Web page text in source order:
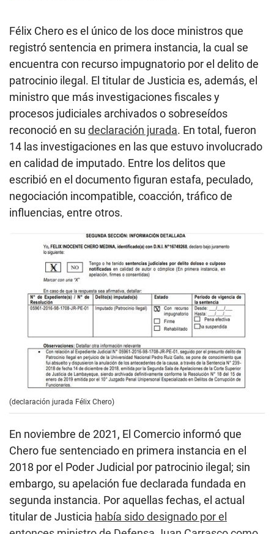
Félix Chero es el único de los doce ministros que
registró sentencia en primera instancia, la cual se
encuentra con recurso impugnatorio por el delito de
patrocinio ilegal. El titular de Justicia es, además, el
ministro que más investigaciones fiscales y
procesos judiciales archivados o sobreseídos
reconoció en su declaración jurada. En total, fueron
14 las investigaciones en las que estuvo involucrado
en calidad de imputado. Entre los delitos que
escribió en el documento figuran estafa, peculado,
negociación incompatible, coacción, tráfico de
influencias, entre otros.
(declaración jurada Félix Chero)
En noviembre de 2021, El Comercio informó que
Chero fue sentenciado en primera instancia en el
2018 por el Poder Judicial por patrocinio ilegal; sin
embargo, su apelación fue declarada fundada en
segunda instancia. Por aquellas fechas, el actual
titular de Justicia había sido designado por el